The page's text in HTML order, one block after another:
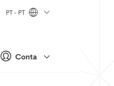
Conta
PT - PT